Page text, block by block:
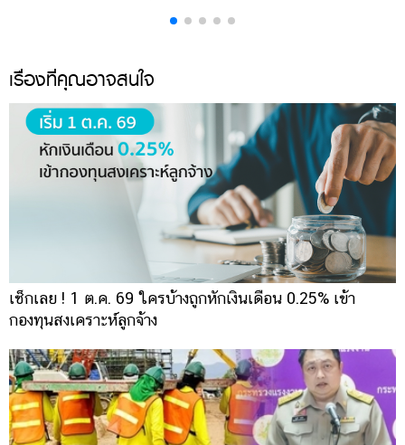
เรื่องที่คุณอาจสนใจ
เช็กเลย ! 1 ต.ค. 69 ใครบ้างถูกหักเงินเดือน 0.25% เข้า
กองทุนสงเคราะห์ลูกจ้าง